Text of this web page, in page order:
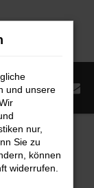
und unsere
nur,
Sie zu
können
widerrufen.